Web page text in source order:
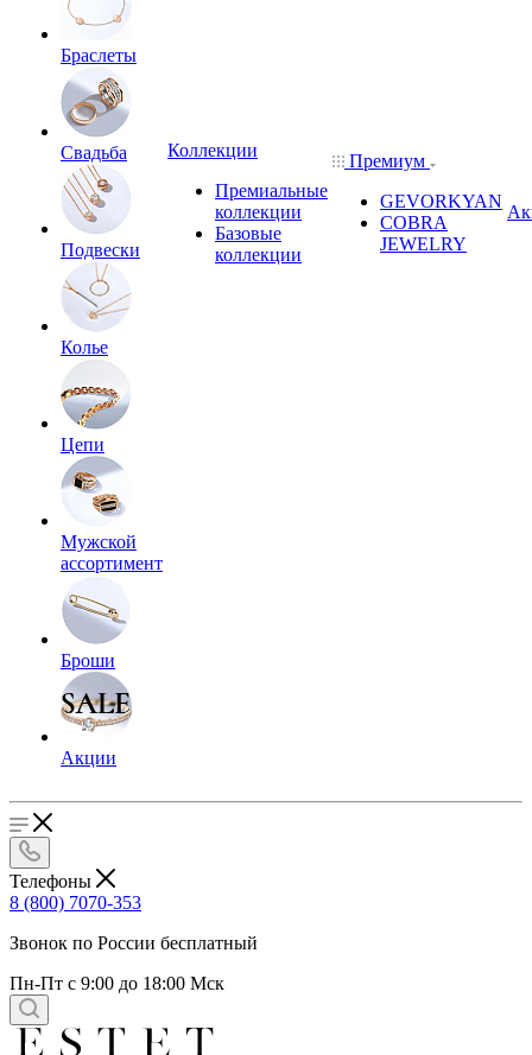
Браслеты
Свадьба
Подвески
Колье
Цепи
Мужской
ассортимент
Броши
Акции
Коллекции
Премиальные
коллекции
Базовые
коллекции
Премиум
GEVORKYAN
COBRA
JEWELRY
Телефоны
8 (800) 7070-353
Звонок по России бесплатный
Пн-Пт с 9:00 до 18:00 Мск